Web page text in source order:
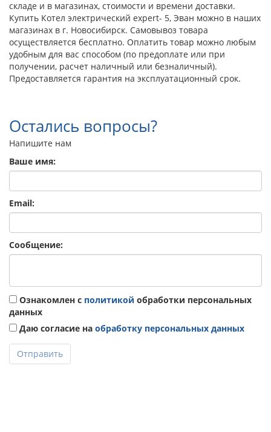
складе и в магазинах, стоимости и времени доставки.
Купить Котел электрический expert- 5, Эван можно в наших
магазинах в г. Новосибирск. Самовывоз товара
осуществляется бесплатно. Оплатить товар можно любым
удобным для вас способом (по предоплате или при
получении, расчет наличный или безналичный).
Предоставляется гарантия на эксплуатационный срок.
Остались вопросы?
Напишите нам
Ваше имя:
Email:
Сообщение:
Ознакомлен с политикой обработки персональных
данных
Даю согласие на обработку персональных данных
Отправить